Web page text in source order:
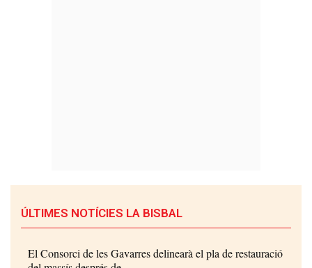
ÚLTIMES NOTÍCIES LA BISBAL
El Consorci de les Gavarres delinearà el pla de restauració